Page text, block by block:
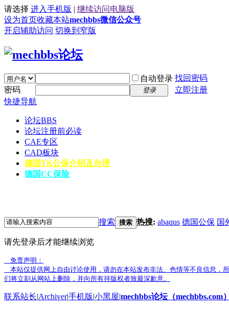
请选择 进入手机版 | 继续访问电脑版
设为首页收藏本站mechbbs微信公众号
开启辅助访问 切换到窄版
自动登录 找回密码
密码
登录
立即注册
快捷导航
论坛BBS
论坛注册前必读
CAE专区
CAD板块
德国TK公保介绍及办理
德国CC保险
搜索 搜索 热搜: abaqus 德国公保 国
请先登录后才能继续浏览
免责声明：
本站仅提供网上自由讨论使用，请勿在本站发布非法、色情等不良信息，
们将立刻从网站上删除，并向所有持版权者致最深歉意。
联系站长|Archiver|手机版|小黑屋|mechbbs论坛（mechbbs.com